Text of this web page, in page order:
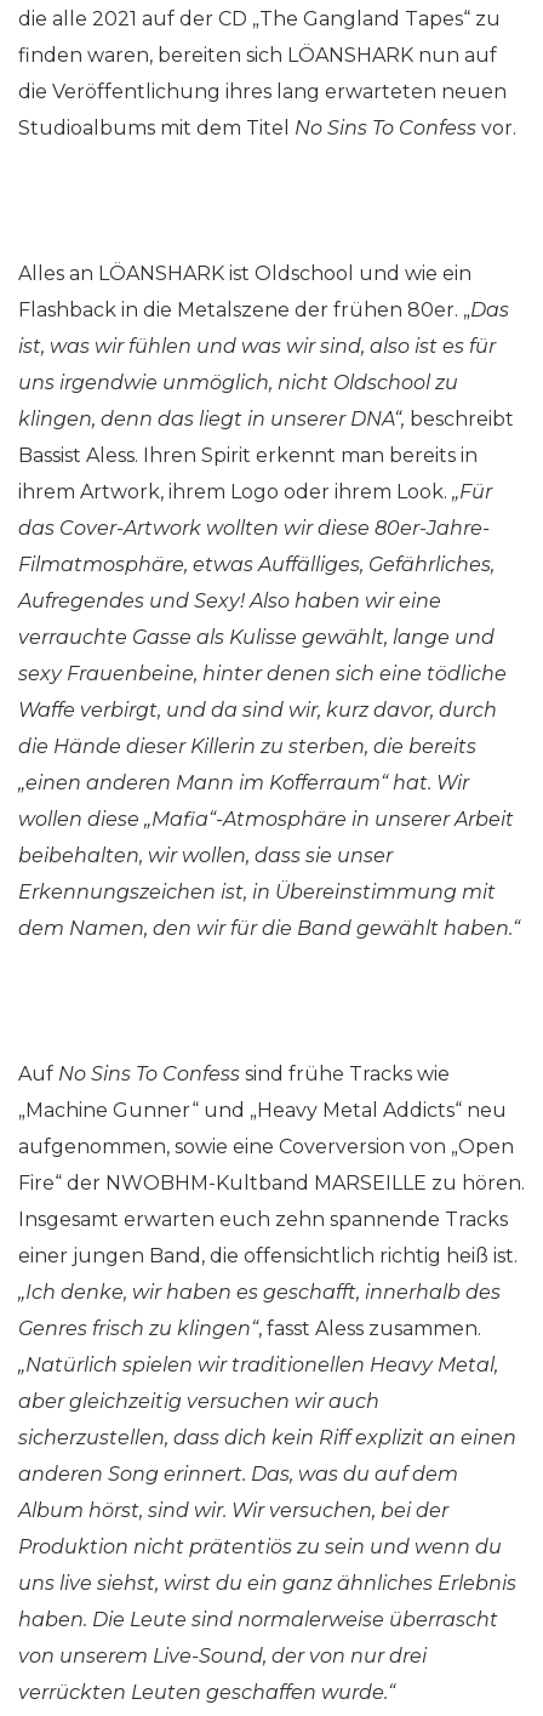
die alle 2021 auf der CD „The Gangland Tapes“ zu
finden waren, bereiten sich LÖANSHARK nun auf
die Veröffentlichung ihres lang erwarteten neuen
Studioalbums mit dem Titel No Sins To Confess vor.
Alles an LÖANSHARK ist Oldschool und wie ein
Flashback in die Metalszene der frühen 80er. „Das
ist, was wir fühlen und was wir sind, also ist es für
uns irgendwie unmöglich, nicht Oldschool zu
klingen, denn das liegt in unserer DNA“, beschreibt
Bassist Aless. Ihren Spirit erkennt man bereits in
ihrem Artwork, ihrem Logo oder ihrem Look. „Für
das Cover-Artwork wollten wir diese 80er-Jahre-
Filmatmosphäre, etwas Auffälliges, Gefährliches,
Aufregendes und Sexy! Also haben wir eine
verrauchte Gasse als Kulisse gewählt, lange und
sexy Frauenbeine, hinter denen sich eine tödliche
Waffe verbirgt, und da sind wir, kurz davor, durch
die Hände dieser Killerin zu sterben, die bereits
„einen anderen Mann im Kofferraum“ hat. Wir
wollen diese „Mafia“-Atmosphäre in unserer Arbeit
beibehalten, wir wollen, dass sie unser
Erkennungszeichen ist, in Übereinstimmung mit
dem Namen, den wir für die Band gewählt haben.“
Auf No Sins To Confess sind frühe Tracks wie
„Machine Gunner“ und „Heavy Metal Addicts“ neu
aufgenommen, sowie eine Coverversion von „Open
Fire“ der NWOBHM-Kultband MARSEILLE zu hören.
Insgesamt erwarten euch zehn spannende Tracks
einer jungen Band, die offensichtlich richtig heiß ist.
„Ich denke, wir haben es geschafft, innerhalb des
Genres frisch zu klingen“, fasst Aless zusammen.
„Natürlich spielen wir traditionellen Heavy Metal,
aber gleichzeitig versuchen wir auch
sicherzustellen, dass dich kein Riff explizit an einen
anderen Song erinnert. Das, was du auf dem
Album hörst, sind wir. Wir versuchen, bei der
Produktion nicht prätentiös zu sein und wenn du
uns live siehst, wirst du ein ganz ähnliches Erlebnis
haben. Die Leute sind normalerweise überrascht
von unserem Live-Sound, der von nur drei
verrückten Leuten geschaffen wurde.“